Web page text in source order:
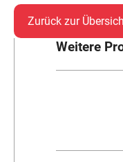
Zurück zur
Weitere